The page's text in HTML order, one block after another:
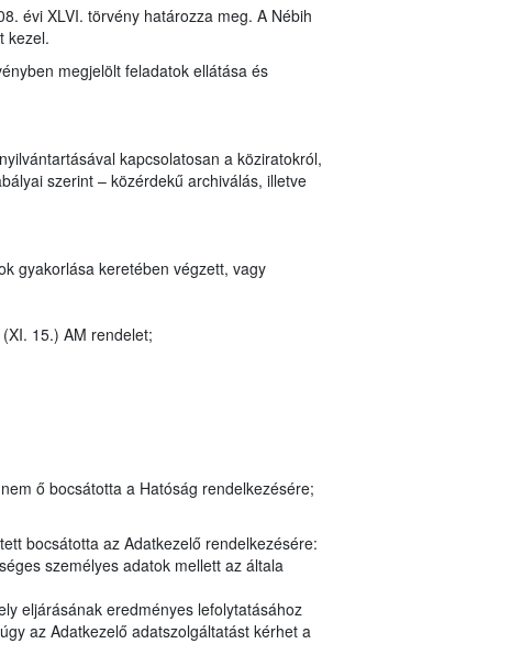
évi XLVI. törvény határozza meg. A Nébih
kezel.
megjelölt feladatok ellátása és
kapcsolatosan a köziratokról,
szerint – közérdekű archiválás, illetve
gyakorlása keretében végzett, vagy
15.) AM rendelet;
ő bocsátotta a Hatóság rendelkezésére;
bocsátotta az Adatkezelő rendelkezésére:
személyes adatok mellett az általa
eljárásának eredményes lefolytatásához
az Adatkezelő adatszolgáltatást kérhet a